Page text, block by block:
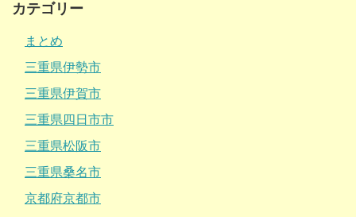
カテゴリー
まとめ
三重県伊勢市
三重県伊賀市
三重県四日市市
三重県松阪市
三重県桑名市
京都府京都市